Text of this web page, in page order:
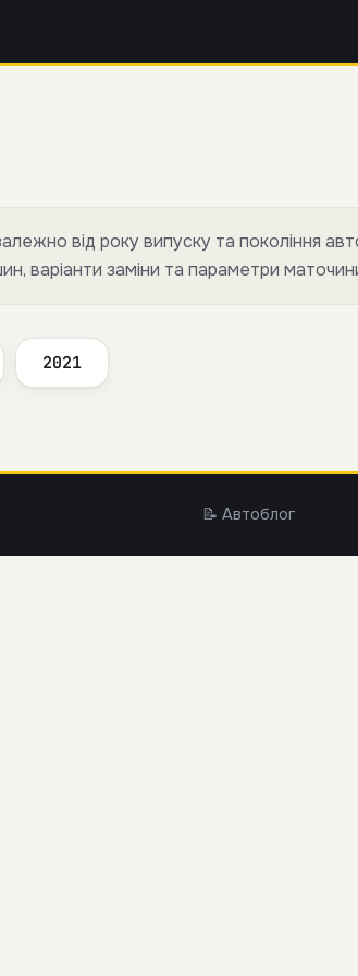
від року випуску та покоління
варіанти заміни та параметри
2021
📝 Автоблог